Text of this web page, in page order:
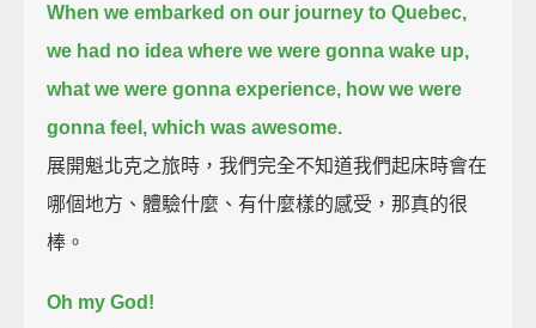
When we embarked on our journey to Quebec,
we had no idea where we were gonna wake up,
what we were gonna experience, how we were
gonna feel, which was awesome.
展開魁北克之旅時，我們完全不知道我們起床時會在
哪個地方、體驗什麼、有什麼樣的感受，那真的很
棒。
Oh my God!